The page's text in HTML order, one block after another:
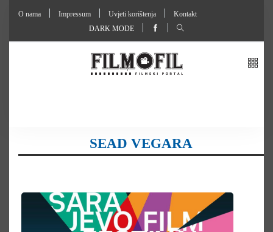
O nama Impressum Uvjeti korištenja
Kontakt
DARK MODE
SEAD VEGARA